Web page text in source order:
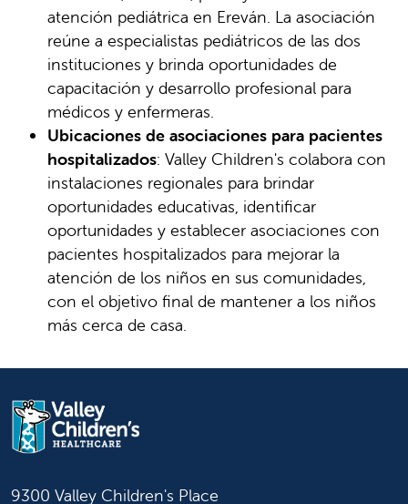
atención pediátrica en Ereván. La asociación
reúne a especialistas pediátricos de las dos
instituciones y brinda oportunidades de
capacitación y desarrollo profesional para
médicos y enfermeras.
Ubicaciones de asociaciones para pacientes
hospitalizados: Valley Children's colabora con
instalaciones regionales para brindar
oportunidades educativas, identificar
oportunidades y establecer asociaciones con
pacientes hospitalizados para mejorar la
atención de los niños en sus comunidades,
con el objetivo final de mantener a los niños
más cerca de casa.
9300 Valley Children's Place